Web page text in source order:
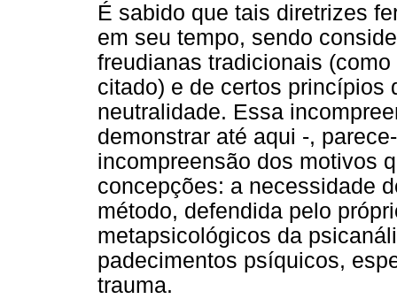
É sabido que tais diretrizes
em seu tempo, sendo
freudianas tradicionais
citado) e de certos princípios
neutralidade. Essa
demonstrar até aqui -,
incompreensão dos motivos
concepções: a necessidade
método, defendida pelo
metapsicológicos da
padecimentos psíquicos,
trauma.